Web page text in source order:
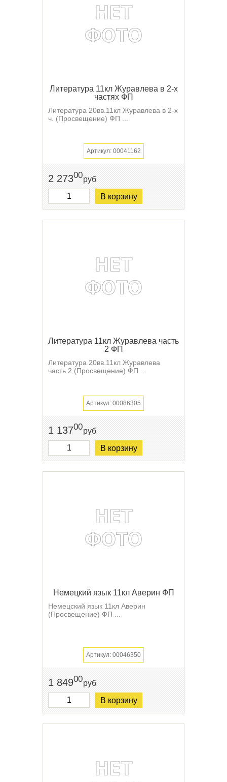
Литература 11кл Журавлева в 2-х
частях ФП
Литература 20вв.11кл Журавлева в 2-х
ч. (Просвещение) ФП ...
Артикул: 00041162
2 27300руб
В корзину
Литература 11кл Журавлева часть
2 ФП
Литература 20вв.11кл Журавлева
часть 2 (Просвещение) ФП ...
Артикул: 00086305
1 13700руб
В корзину
Немецкий язык 11кл Аверин ФП
Немецский язык 11кл Аверин
(Просвещение) ФП ...
Артикул: 00046350
1 84900руб
В корзину